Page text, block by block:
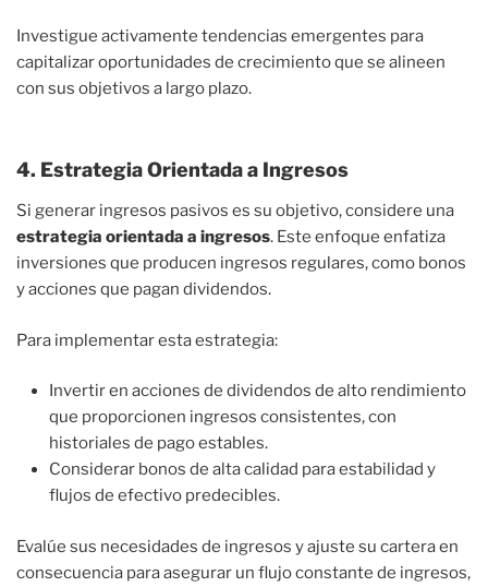
Investigue activamente tendencias emergentes para
capitalizar oportunidades de crecimiento que se alineen
con sus objetivos a largo plazo.
4. Estrategia Orientada a Ingresos
Si generar ingresos pasivos es su objetivo, considere una
estrategia orientada a ingresos. Este enfoque enfatiza
inversiones que producen ingresos regulares, como bonos
y acciones que pagan dividendos.
Para implementar esta estrategia:
Invertir en acciones de dividendos de alto rendimiento
que proporcionen ingresos consistentes, con
historiales de pago estables.
Considerar bonos de alta calidad para estabilidad y
flujos de efectivo predecibles.
Evalúe sus necesidades de ingresos y ajuste su cartera en
consecuencia para asegurar un flujo constante de ingresos,